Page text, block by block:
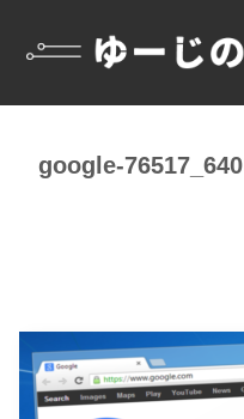
google-76517_640